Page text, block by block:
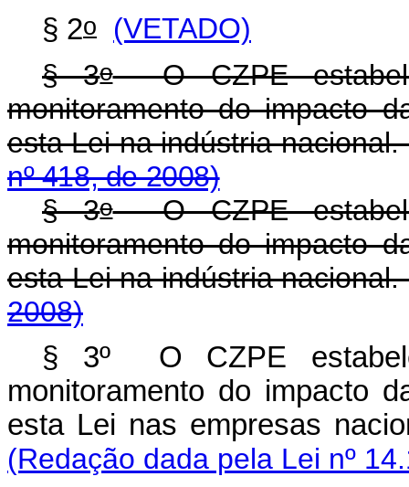
§ 2o
(VETADO)
§ 3oO CZPE
monitoramento do impacto
esta Lei na indústria
nº 418, de 2008)
§ 3oO CZPE
monitoramento do impacto
esta Lei na indústria
2008)
§ 3º O CZPE
monitoramento do impacto
esta Lei nas empresas
(Redação dada pela Lei nº